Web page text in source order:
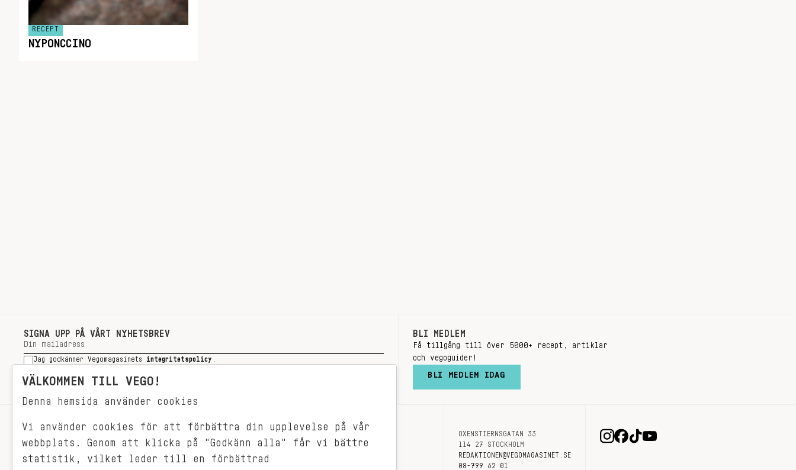
RECEPT
NYPONCCINO
SIGNA UPP PÅ VÅRT NYHETSBREV
Jag godkänner Vegomagasinets integritetspolicy
SIGNA UPP
BLI MEDLEM
Få tillgång till över 5000+ recept, artiklar
och vegoguider!
BLI MEDLEM IDAG
RECEPT
VEGONYTT
OM OSS
OXENSTIERNSGATAN 33
114 27 STOCKHOLM
REDAKTIONEN@VEGOMAGASINET.SE
08-799 62 01
VÄLKOMMEN TILL VEGO!
Denna hemsida använder cookies
Vi använder cookies för att förbättra din upplevelse på vår
webbplats. Genom att klicka på "Godkänn alla" får vi bättre
statistik, vilket leder till en förbättrad